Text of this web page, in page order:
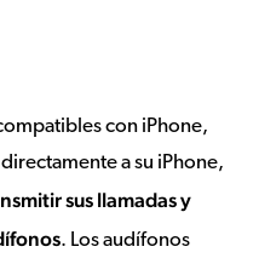
con iPhone,
a su iPhone,
sus llamadas y
. Los audífonos